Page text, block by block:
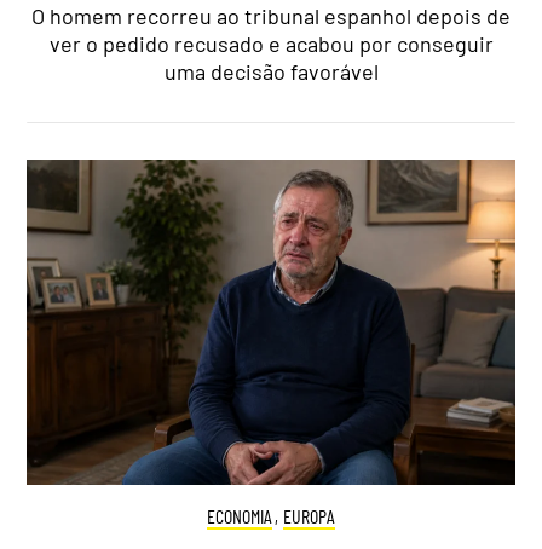
O homem recorreu ao tribunal espanhol depois de
ver o pedido recusado e acabou por conseguir
uma decisão favorável
ECONOMIA , EUROPA